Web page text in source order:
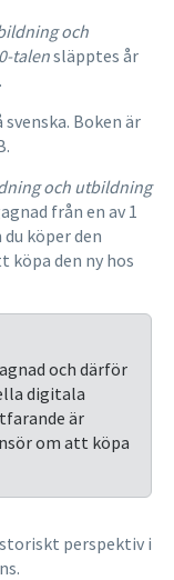
och
talensläpptes år
svenska. Boken är
och utbildning
från en av 1
köper den
den ny hos
och därför
digitala
är
om att köpa
perspektiv i